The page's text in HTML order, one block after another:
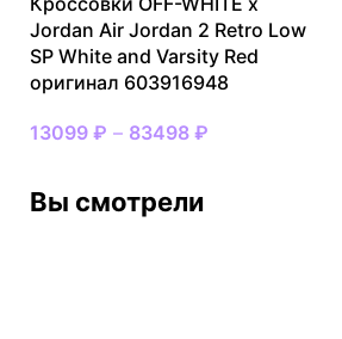
Jordan Air Jordan 2 Retro Low
SP White and Varsity Red
оригинал 603916948
13099 ₽ – 83498 ₽
Вы смотрели